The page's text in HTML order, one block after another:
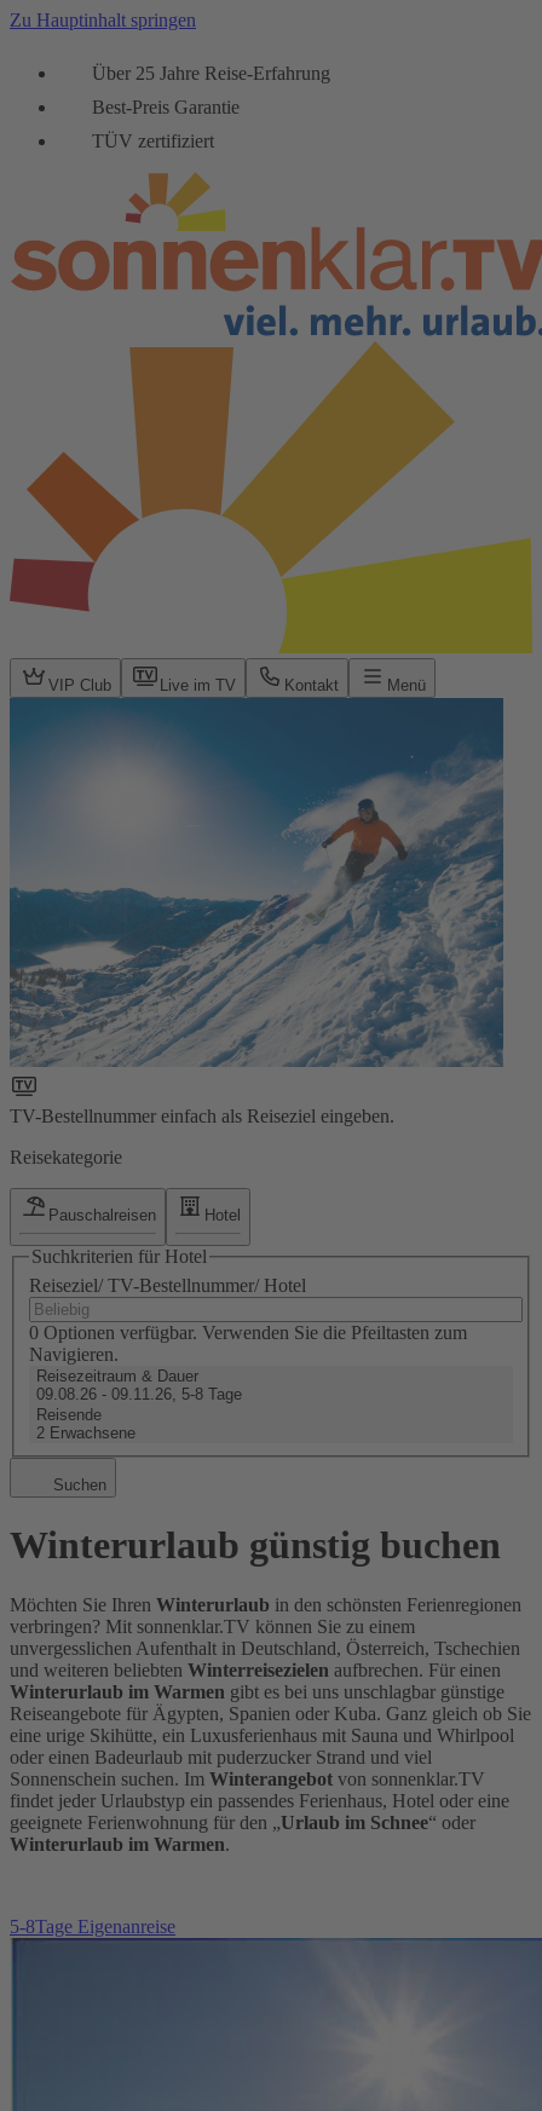
Zu Hauptinhalt springen
Über 25 Jahre Reise-Erfahrung
Best-Preis Garantie
TÜV zertifiziert
VIP Club Live im TV Kontakt Menü
TV-Bestellnummer einfach als Reiseziel eingeben.
Reisekategorie
Pauschalreisen Hotel
Suchkriterien für Hotel
Reiseziel/ TV-Bestellnummer/ Hotel
0 Optionen verfügbar. Verwenden Sie die Pfeiltasten zum
Navigieren.
Reisezeitraum & Dauer
09.08.26 - 09.11.26, 5-8 Tage
Reisende
2 Erwachsene
Suchen
Winterurlaub günstig buchen
Möchten Sie Ihren Winterurlaub in den schönsten Ferienregionen
verbringen? Mit sonnenklar.TV können Sie zu einem
unvergesslichen Aufenthalt in Deutschland, Österreich, Tschechien
und weiteren beliebten Winterreisezielen aufbrechen. Für einen
Winterurlaub im Warmen gibt es bei uns unschlagbar günstige
Reiseangebote für Ägypten, Spanien oder Kuba. Ganz gleich ob Sie
eine urige Skihütte, ein Luxusferienhaus mit Sauna und Whirlpool
oder einen Badeurlaub mit puderzucker Strand und viel
Sonnenschein suchen. Im Winterangebot von sonnenklar.TV
findet jeder Urlaubstyp ein passendes Ferienhaus, Hotel oder eine
geeignete Ferienwohnung für den „Urlaub im Schnee“ oder
Winterurlaub im Warmen.
5-8Tage Eigenanreise